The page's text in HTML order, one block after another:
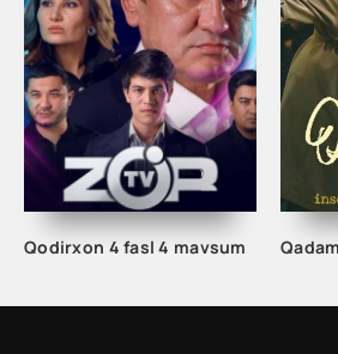
Qodirxon 4 fasl 4 mavsum